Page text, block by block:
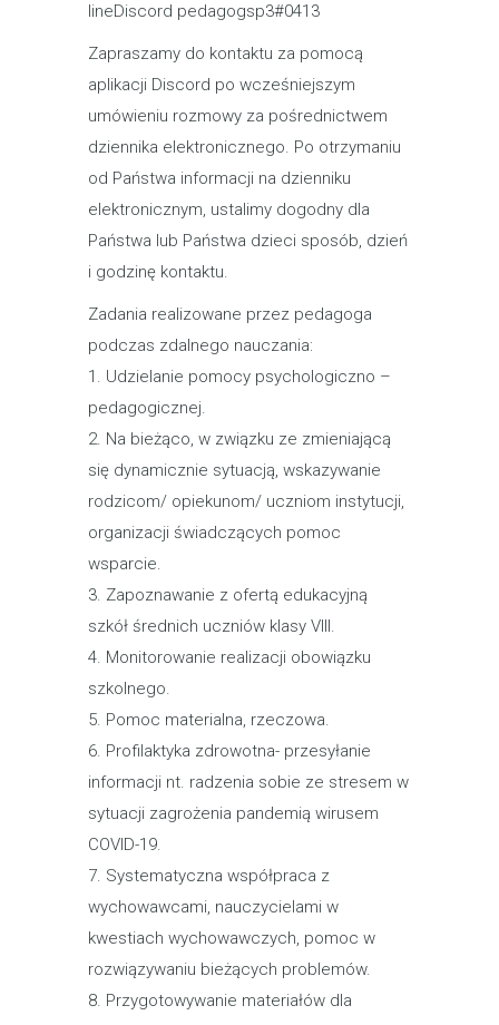
lineDiscord pedagogsp3#0413
Zapraszamy do kontaktu za pomocą
aplikacji Discord po wcześniejszym
umówieniu rozmowy za pośrednictwem
dziennika elektronicznego. Po otrzymaniu
od Państwa informacji na dzienniku
elektronicznym, ustalimy dogodny dla
Państwa lub Państwa dzieci sposób, dzień
i godzinę kontaktu.
Zadania realizowane przez pedagoga
podczas zdalnego nauczania:
1. Udzielanie pomocy psychologiczno –
pedagogicznej.
2. Na bieżąco, w związku ze zmieniającą
się dynamicznie sytuacją, wskazywanie
rodzicom/ opiekunom/ uczniom instytucji,
organizacji świadczących pomoc
wsparcie.
3. Zapoznawanie z ofertą edukacyjną
szkół średnich uczniów klasy VIII.
4. Monitorowanie realizacji obowiązku
szkolnego.
5. Pomoc materialna, rzeczowa.
6. Profilaktyka zdrowotna- przesyłanie
informacji nt. radzenia sobie ze stresem w
sytuacji zagrożenia pandemią wirusem
COVID-19.
7. Systematyczna współpraca z
wychowawcami, nauczycielami w
kwestiach wychowawczych, pomoc w
rozwiązywaniu bieżących problemów.
8. Przygotowywanie materiałów dla